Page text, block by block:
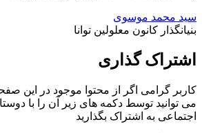
سید محمد موسوی
بنیانگذار کانون معلولین توانا
اشتراک گذاری
کاربر گرامی اگر از محتوا موجود در این
می توانید توسط دکمه های زیر آن را با
اجتماعی به اشتراک بگذارید